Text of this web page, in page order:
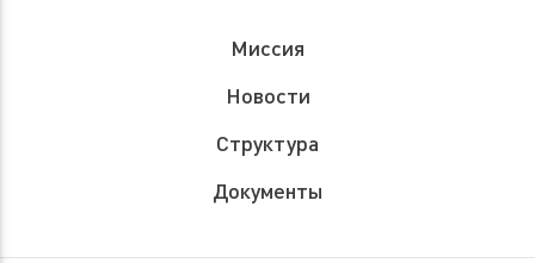
Миссия
Новости
Структура
Документы